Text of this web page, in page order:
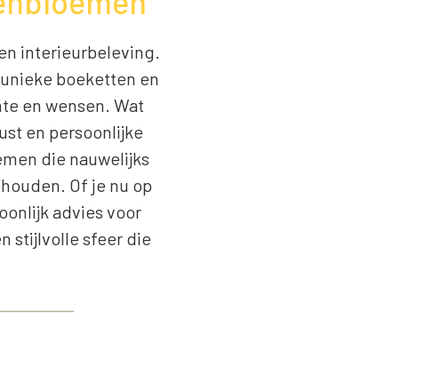
interieurbeleving.
boeketten en
en wensen. Wat
en persoonlijke
die nauwelijks
Of je nu op
advies voor
stijlvolle sfeer die